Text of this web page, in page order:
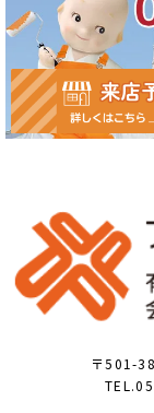
〒501-